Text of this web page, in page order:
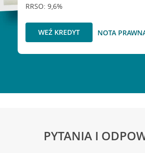
RRSO: 9,6%
WEŹ KREDYT NOTA
PYTANIA I